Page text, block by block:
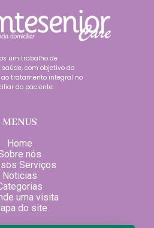
um trabalho de
com objetivo da
tratamento integral no
do paciente.
MENUS
Home
Sobre nós
Serviços
Noticias
Categorias
uma visita
Mapa do site